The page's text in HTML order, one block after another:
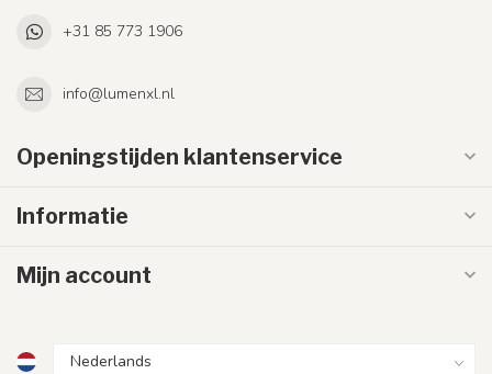
+31 85 773 1906
info@lumenxl.nl
Openingstijden klantenservice
Informatie
Mijn account